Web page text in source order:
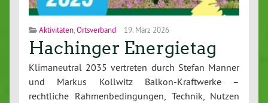
Aktivitäten Ortsverband 19. März 2026
Hachinger Energietag
Klimaneutral 2035 vertreten durch Stefan Manner
und Markus Kollwitz Balkon-Kraftwerke –
rechtliche Rahmenbedingungen, Technik, Nutzen